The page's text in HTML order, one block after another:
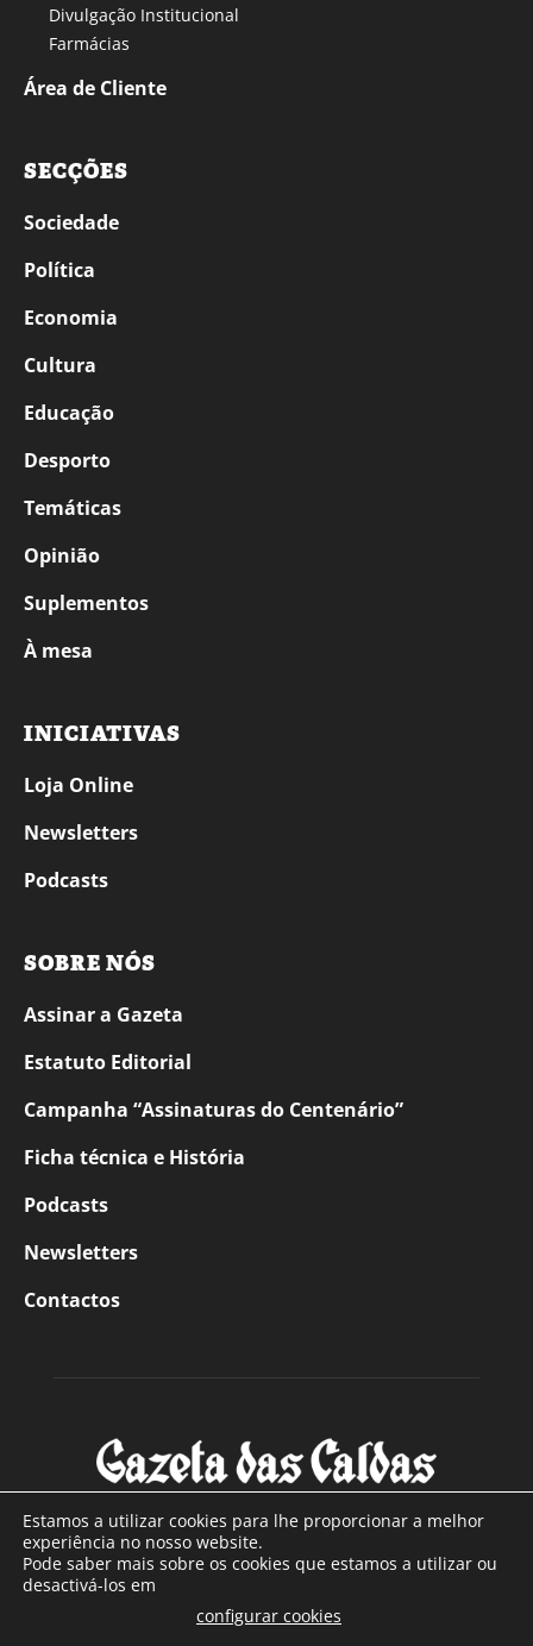
Divulgação Institucional
Farmácias
Área de Cliente
SECÇÕES
Sociedade
Política
Economia
Cultura
Educação
Desporto
Temáticas
Opinião
Suplementos
À mesa
INICIATIVAS
Loja Online
Newsletters
Podcasts
SOBRE NÓS
Assinar a Gazeta
Estatuto Editorial
Campanha “Assinaturas do Centenário”
Ficha técnica e História
Podcasts
Newsletters
Contactos
SOBRE NÓS
Com sede nas Caldas da Rainha e mais de 90 anos de
Estamos a utilizar cookies para lhe proporcionar a melhor
experiência no nosso website.
Pode saber mais sobre os cookies que estamos a utilizar ou
desactivá-los em
configurar cookies